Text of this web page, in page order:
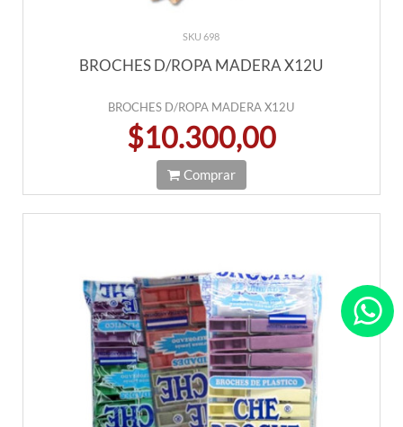
SKU 698
BROCHES D/ROPA MADERA X12U
BROCHES D/ROPA MADERA X12U
$10.300,00
Comprar